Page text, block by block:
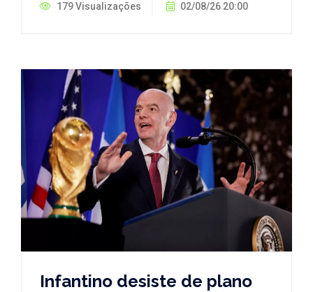
179 Visualizações 02/08/26 20:00
Infantino desiste de plano